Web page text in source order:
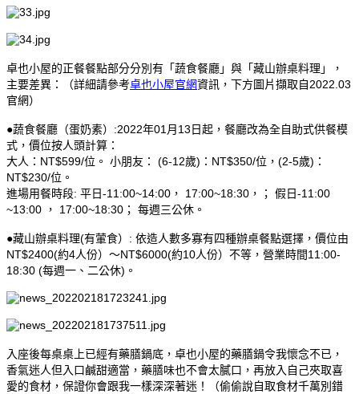
卓也小屋的正餐餐點部分分別有「蔬食餐廳」與「藏山辦桌料理」，
主要差異：（詳細請參考卓也小屋官網資訊，下方圖片擷取自2022.03
官網）
●蔬食餐廳（蛋奶素）:2022年01月13日起，餐廳改為全自助式供餐模
式，價位按人頭計算：
大人：NT$599/位。 小朋友： (6-12歲)：NT$350/位，(2-5歲)：
NT$230/位。
進場用餐時段: 平日-11:00~14:00， 17:00~18:30，； 假日-11:00
~13:00 ， 17:00~18:30； 每週三公休。
●藏山辦桌料理(有葷食）: 依造人數多寡有四種辦桌餐點選擇，價位由
NT$2400(約4人份）～NT$6000(約10人份）不等，營業時間11:00-
18:30 (每週一、二公休)。
入座後每桌桌上已經有藥膳鍋底，卓也小屋的藥膳鍋令我懷念不已，
香氣迷人但入口鹹甜適當，藥膳味也不會太膩口，再放入自己夾取喜
愛的食材，保證你會跟我一樣深深著迷！（偷偷說自取食材千萬別錯